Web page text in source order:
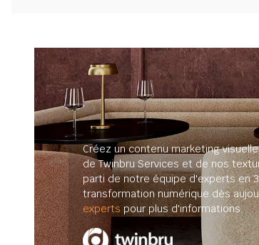
Créez un contenu marketing
de Twinbru Services et de nos
parti de notre équipe d'experts en
transformation numérique dès
experts pour plus d'informations.